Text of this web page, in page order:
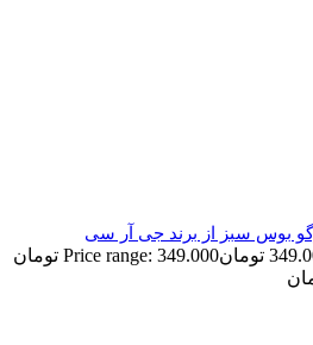
بوس سبز از برند جی آر سی
تومان
Price range: 349.000 تومان